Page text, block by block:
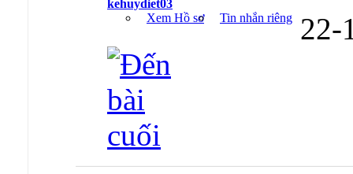
kehuydiet03
Xem Hồ sơ
Tin nhắn riêng 22-